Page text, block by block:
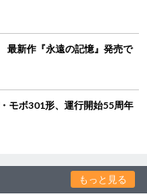
新作『永遠の記憶』発売で
モボ301形、運行開始55周年
もっと見る